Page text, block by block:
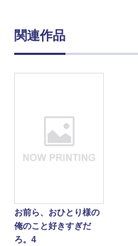
関連作品
お前ら、おひとり様の
俺のこと好きすぎだ
ろ。4